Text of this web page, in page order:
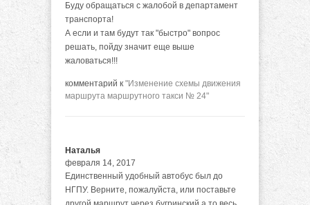
Буду обращаться с жалобой в департамент
транспорта!
А если и там будут так "быстро" вопрос
решать, пойду значит еще выше
жаловаться!!!
комментарий к "Изменение схемы движения
маршрута маршрутного такси № 24"
Наталья
февраля 14, 2017
Единственный удобный автобус был до
НГПУ. Верните, пожалуйста, или поставьте